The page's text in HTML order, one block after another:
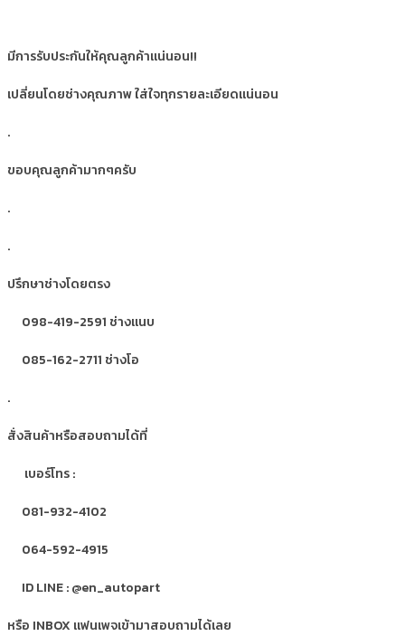
มีการรับประกันให้คุณลูกค้าแน่นอน!!
เปลี่ยนโดยช่างคุณภาพ ใส่ใจทุกรายละเอียดแน่นอน
.
ขอบคุณลูกค้ามากๆครับ
.
.
ปรึกษาช่างโดยตรง
098-419-2591 ช่างแนบ
085-162-2711 ช่างโอ
.
สั่งสินค้าหรือสอบถามได้ที่
เบอร์โทร :
081-932-4102
064-592-4915
ID LINE : @en_autopart
หรือ INBOX แฟนเพจเข้ามาสอบถามได้เลย